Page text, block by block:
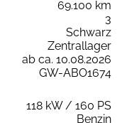
69.100 km
3
Schwarz
Zentrallager
ab ca. 10.08.2026
GW-ABO1674
118 kW / 160 PS
Benzin